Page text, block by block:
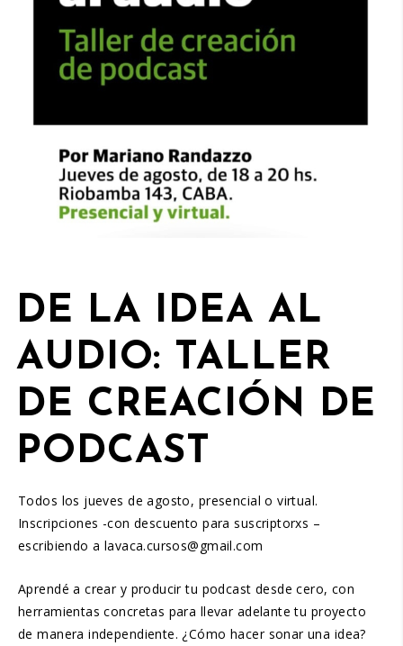
DE LA IDEA AL
AUDIO: TALLER
DE CREACIÓN DE
PODCAST
Todos los jueves de agosto, presencial o virtual.
Inscripciones -con descuento para suscriptorxs –
escribiendo a lavaca.cursos@gmail.com
Aprendé a crear y producir tu podcast desde cero, con
herramientas concretas para llevar adelante tu proyecto
de manera independiente. ¿Cómo hacer sonar una idea?